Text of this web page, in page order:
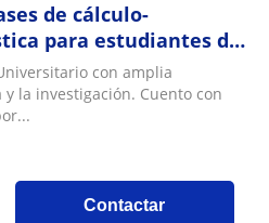
de cálculo-
para estudiantes de
socialescon amplia
la investigación. Cuento con
Contactar